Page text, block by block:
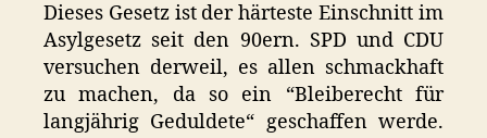
Dieses Gesetz ist der härteste Einschnitt im
Asylgesetz seit den 90ern. SPD und CDU
versuchen derweil, es allen schmackhaft
zu machen, da so ein “Bleiberecht für
langjährig Geduldete“ geschaffen werde.